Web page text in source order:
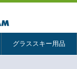
グラススキー用品